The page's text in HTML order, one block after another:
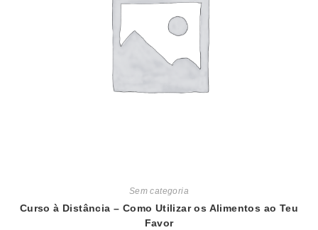
Sem categoria
Curso à Distância – Como Utilizar os Alimentos ao Teu
Favor